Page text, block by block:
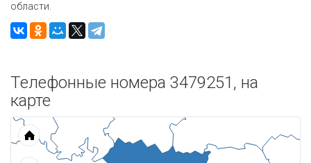
области.
Телефонные номера 3479251, на
карте